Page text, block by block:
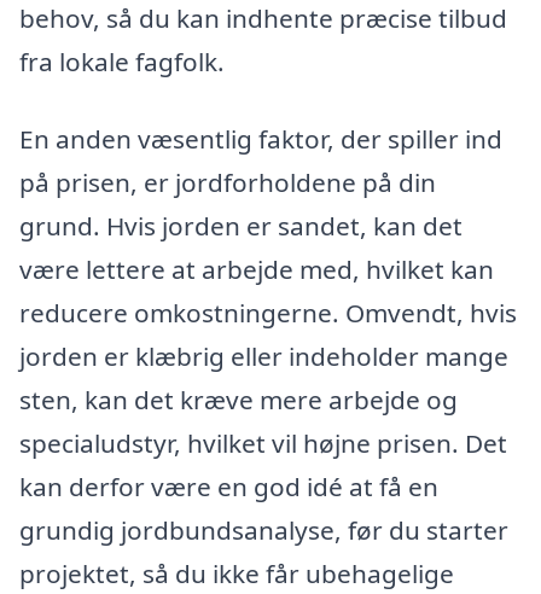
behov, så du kan indhente præcise tilbud
fra lokale fagfolk.
En anden væsentlig faktor, der spiller ind
på prisen, er jordforholdene på din
grund. Hvis jorden er sandet, kan det
være lettere at arbejde med, hvilket kan
reducere omkostningerne. Omvendt, hvis
jorden er klæbrig eller indeholder mange
sten, kan det kræve mere arbejde og
specialudstyr, hvilket vil højne prisen. Det
kan derfor være en god idé at få en
grundig jordbundsanalyse, før du starter
projektet, så du ikke får ubehagelige